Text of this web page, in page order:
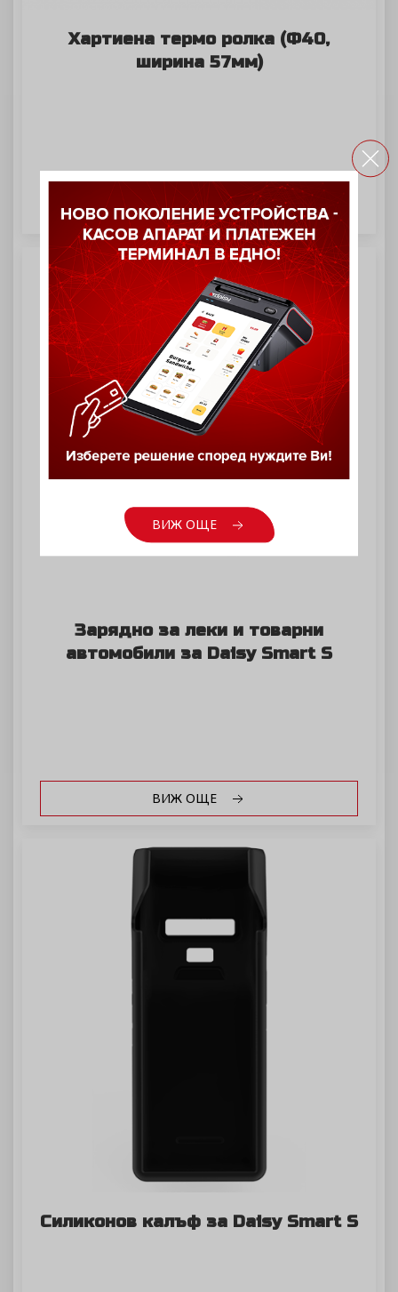
Хартиена термо ролка (Ф40,
ширина 57мм)
ВИЖ ОЩЕ
Зарядно за леки и товарни
автомобили за Daisy Smart S
ВИЖ ОЩЕ
Силиконов калъф за Daisy Smart S
ВИЖ ОЩЕ